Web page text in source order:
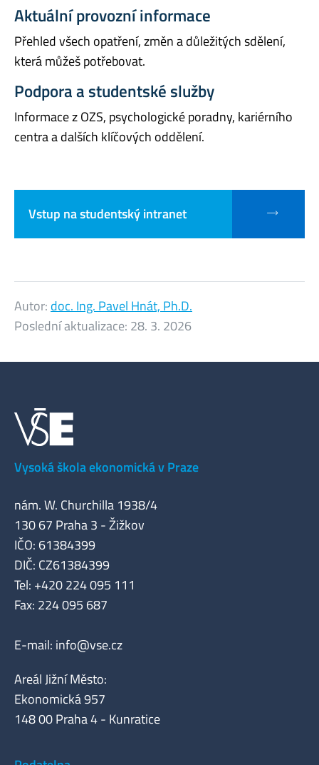
Aktuální provozní informace
Přehled všech opatření, změn a důležitých sdělení,
která můžeš potřebovat.
Podpora a studentské služby
Informace z OZS, psychologické poradny, kariérního
centra a dalších klíčových oddělení.
Vstup na studentský intranet
Autor: doc. Ing. Pavel Hnát, Ph.D.
Poslední aktualizace: 28. 3. 2026
Vysoká škola ekonomická v Praze
nám. W. Churchilla 1938/4
130 67 Praha 3 - Žižkov
IČO: 61384399
DIČ: CZ61384399
Tel: +420 224 095 111
Fax: 224 095 687
E-mail: info@vse.cz
Areál Jižní Město:
Ekonomická 957
148 00 Praha 4 - Kunratice